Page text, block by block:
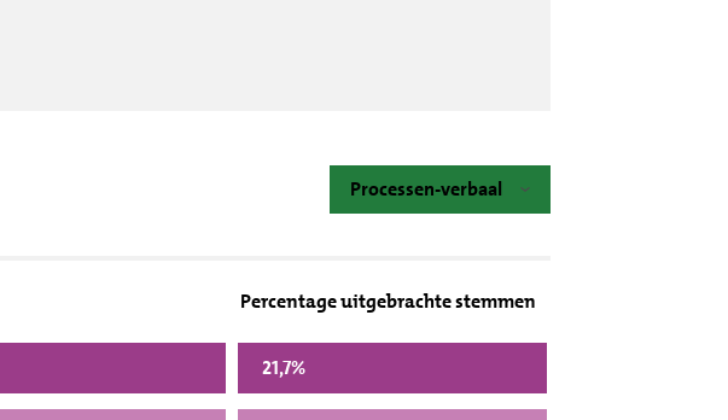
Processen-verbaal
Percentage uitgebrachte stemmen
21,7%